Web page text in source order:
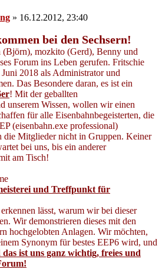
» 16.12.2012, 23:40
bei den Sechsern!
(Björn), mozkito (Gerd), Benny und
Forum ins Leben gerufen. Fritschie
2018 als Administrator und
Das Besondere daran, es ist ein
! Mit der geballten
unserem Wissen, wollen wir einen
für alle Eisenbahnbegeisterten, die
(eisenbahn.exe professional)
die Mitglieder nicht in Gruppen. Keiner
bei uns, bis ein anderer
am Tisch!
und Treffpunkt für
lässt, warum wir bei dieser
Wir demonstrieren dieses mit den
hochgelobten Anlagen. Wir möchten,
Synonym für bestes EEP6 wird, und
das ist uns ganz wichtig, freies und